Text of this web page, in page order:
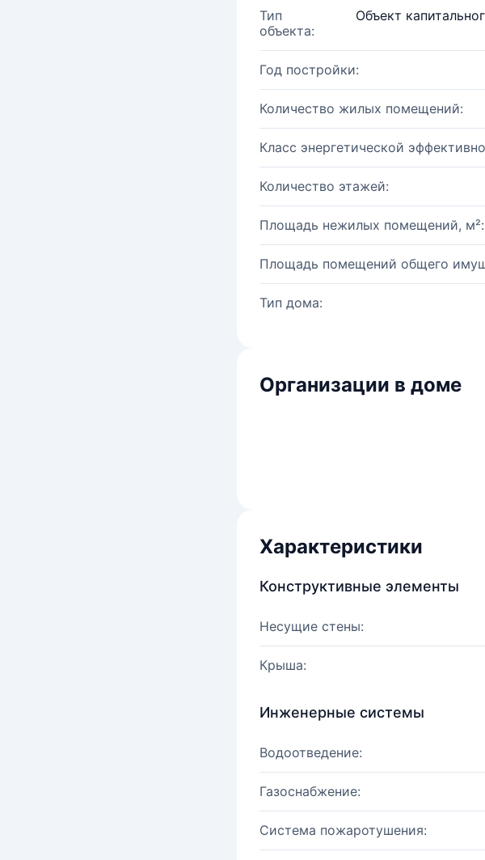
Тип
объекта:
Объект
Год постройки:
Количество жилых помещений:
Класс энергетической
Количество этажей:
Площадь нежилых помещений, м²:
Площадь помещений общего
Тип дома:
Организации в доме
Характеристики
Конструктивные элементы
Несущие стены:
Крыша:
Инженерные системы
Водоотведение:
Газоснабжение:
Система пожаротушения: